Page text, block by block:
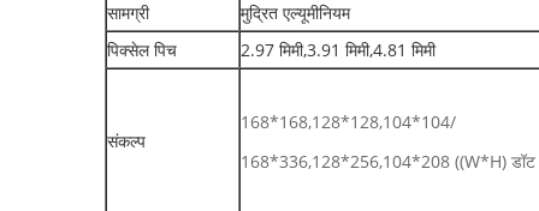
सामग्री
मुद्रित एल्यूमीनियम
पिक्सेल पिच
2.97 मिमी,3.91 मिमी,4.81 मिमी
संकल्प
168*168,128*128,104*104/
168*336,128*256,104*208 ((W*H) डॉट